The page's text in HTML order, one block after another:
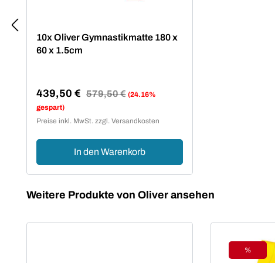
10x Oliver Gymnastikmatte 180 x
60 x 1.5cm
Verkaufspreis:
439,50 € Regulärer Preis:
579,50 € (24.16%
gespart)
Preise inkl. MwSt. zzgl. Versandkosten
In den Warenkorb
Produktgalerie überspringen
Weitere Produkte von Oliver ansehen
Rabatt
%